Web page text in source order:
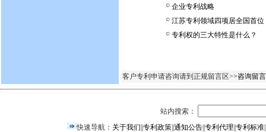
企业专利战略
江苏专利领域四项居全国首位
专利权的三大特性是什么？
客户专利申请咨询请到正规留言区>>咨询留言
站内搜索：
快速导航： 关于我们 专利政策 通知公告 专利代理 专利标准